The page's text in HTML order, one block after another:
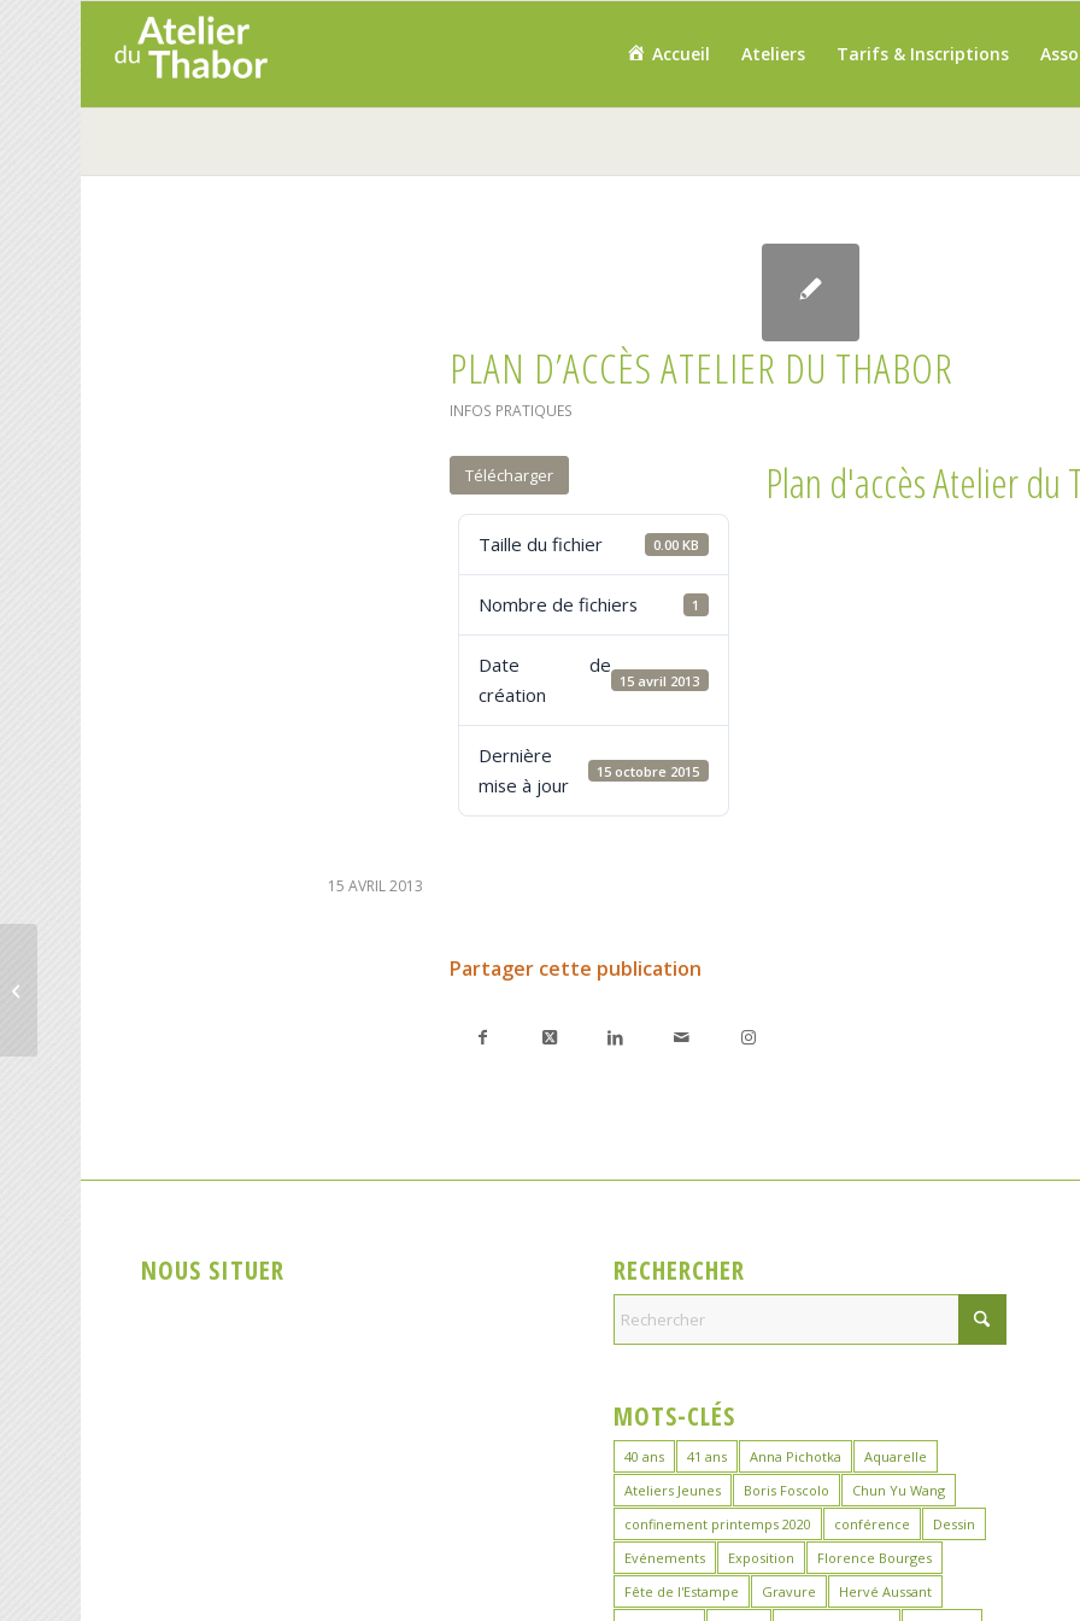
Accueil Ateliers Tarifs & Inscriptions
PLAN D’ACCÈS ATELIER DU THABOR
INFOS PRATIQUES
Télécharger
Taille du fichier 0.00 KB
Nombre de fichiers 1
Date de
création
15 avril 2013
Dernière
mise à jour
15 octobre 2015
Plan d'accès Atelier du
15 AVRIL 2013
Partager cette publication
NOUS SITUER RECHERCHER
MOTS-CLÉS
40 ans 41 ans Anna Pichotka
Aquarelle
Ateliers Jeunes
Boris Foscolo
Chun Yu Wang
confinement printemps 2020
conférence
Dessin
Evénements
Exposition
Florence Bourges
Fête de l'Estampe
Gravure
Hervé Aussant